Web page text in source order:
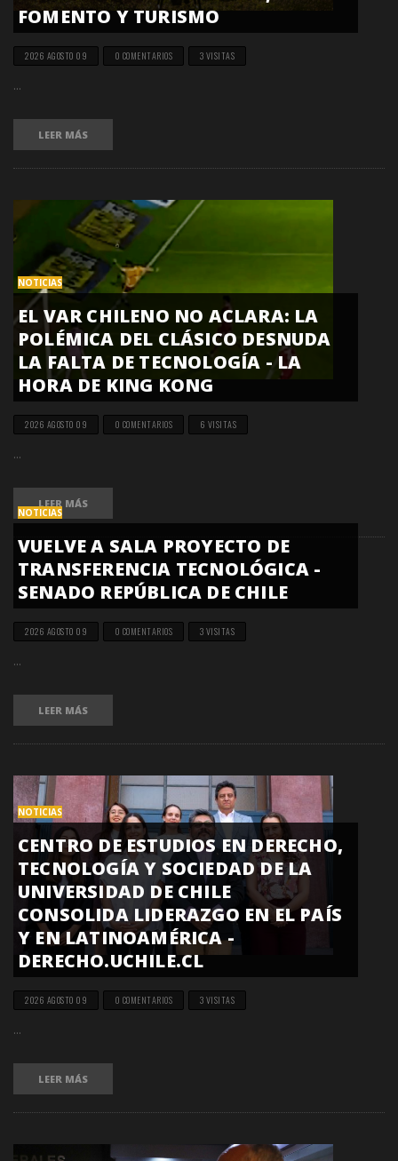
FOMENTO Y TURISMO
2026 AGOSTO 09 0 COMENTARIOS 3 VISITAS
...
LEER MÁS
NOTICIAS
EL VAR CHILENO NO ACLARA: LA
POLÉMICA DEL CLÁSICO DESNUDA
LA FALTA DE TECNOLOGÍA - LA
HORA DE KING KONG
2026 AGOSTO 09 0 COMENTARIOS 6 VISITAS
...
LEER MÁS
NOTICIAS
VUELVE A SALA PROYECTO DE
TRANSFERENCIA TECNOLÓGICA -
SENADO REPÚBLICA DE CHILE
2026 AGOSTO 09 0 COMENTARIOS 3 VISITAS
...
LEER MÁS
NOTICIAS
CENTRO DE ESTUDIOS EN DERECHO,
TECNOLOGÍA Y SOCIEDAD DE LA
UNIVERSIDAD DE CHILE
CONSOLIDA LIDERAZGO EN EL PAÍS
Y EN LATINOAMÉRICA -
DERECHO.UCHILE.CL
2026 AGOSTO 09 0 COMENTARIOS 3 VISITAS
...
LEER MÁS